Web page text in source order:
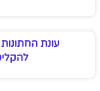
עונת החתונות
להקליט